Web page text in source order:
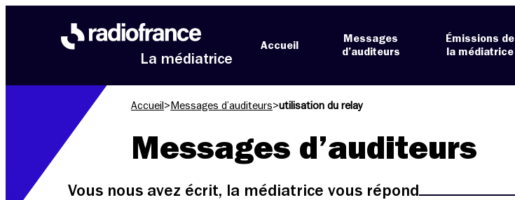
La médiatrice
Accueil
Messages
d’auditeurs
Émissions de
la médiatrice
Accueil > Messages d’auditeurs>utilisation du relay
Messages d’auditeurs
Vous nous avez écrit, la médiatrice vous répond